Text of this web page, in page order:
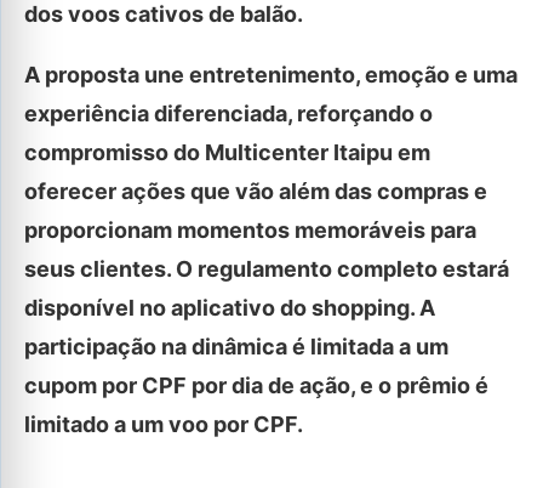
dos voos cativos de balão.
A proposta une entretenimento, emoção e uma
experiência diferenciada, reforçando o
compromisso do Multicenter Itaipu em
oferecer ações que vão além das compras e
proporcionam momentos memoráveis para
seus clientes. O regulamento completo estará
disponível no aplicativo do shopping. A
participação na dinâmica é limitada a um
cupom por CPF por dia de ação, e o prêmio é
limitado a um voo por CPF.